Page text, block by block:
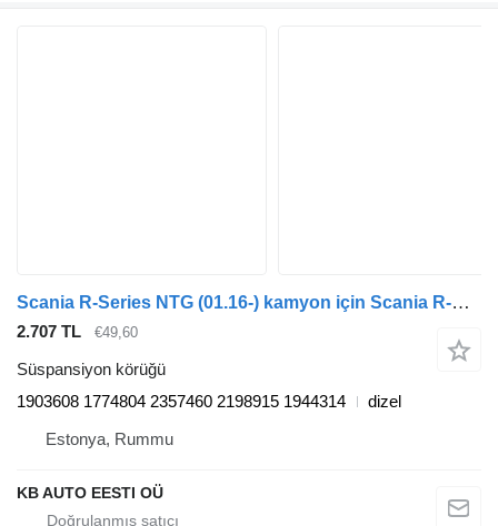
Scania R-Series NTG (01.16-) kamyon için Scania R-Serisi NTG (01.16-) 1903608 süspansiyon körüğü
2.707 TL €49,60
Süspansiyon körüğü
1903608 1774804 2357460 2198915 1944314
dizel
Estonya, Rummu
KB AUTO EESTI OÜ